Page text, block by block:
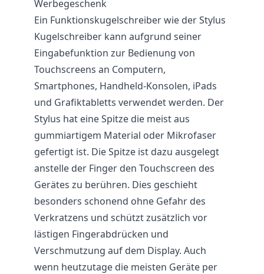
Werbegeschenk
Ein Funktionskugelschreiberwie der Stylus
Kugelschreiber kann aufgrund seiner
Eingabefunktion zur Bedienung von
Touchscreens an Computern,
Smartphones, Handheld-Konsolen, iPads
und Grafiktabletts verwendet werden. Der
Stylus hat eine Spitze die meist aus
gummiartigem Material oder Mikrofaser
gefertigt ist. Die Spitze ist dazu ausgelegt
anstelle der Finger den Touchscreen des
Gerätes zu berühren. Dies geschieht
besonders schonend ohne Gefahr des
Verkratzens und schützt zusätzlich vor
lästigen Fingerabdrücken und
Verschmutzung auf dem Display. Auch
wenn heutzutage die meisten Geräte per